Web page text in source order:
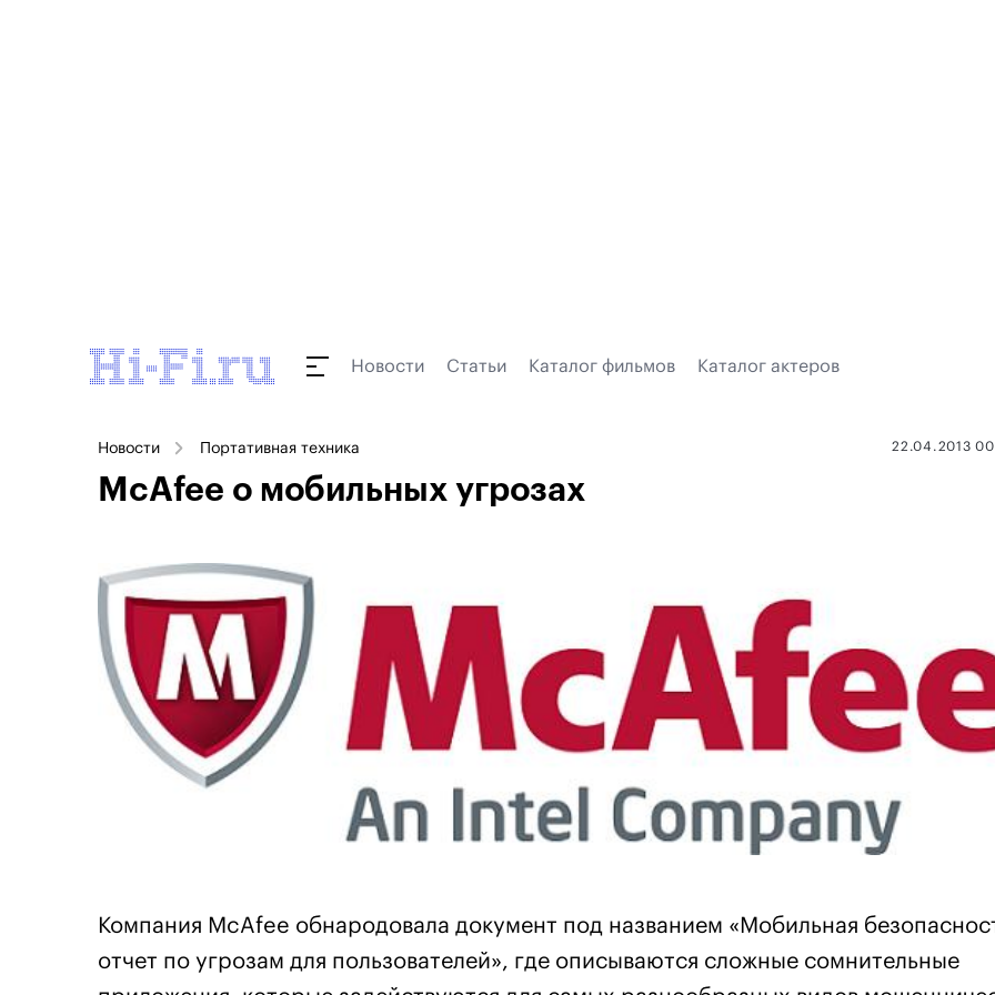
Новости Статьи Каталог фильмов Каталог актеров
Новости Портативная техника 22.04.2013
McAfee о мобильных угрозах
Компания McAfee обнародовала документ под названием «Мобильная
отчет по угрозам для пользователей», где описываются сложные сомнительные